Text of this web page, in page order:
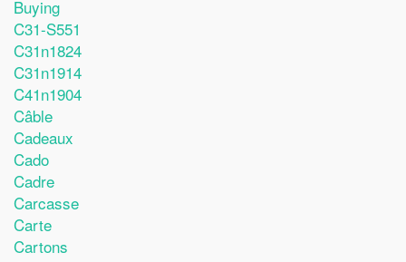
Buying
C31-S551
C31n1824
C31n1914
C41n1904
Câble
Cadeaux
Cado
Cadre
Carcasse
Carte
Cartons